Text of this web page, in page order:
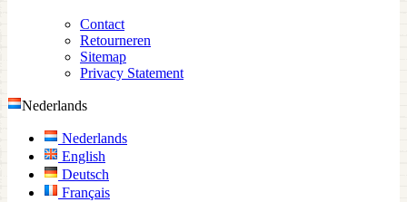
Contact
Retourneren
Sitemap
Privacy Statement
Nederlands
Nederlands
English
Deutsch
Français